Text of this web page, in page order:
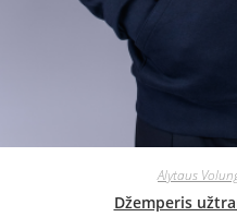
Alytaus
Džemperis